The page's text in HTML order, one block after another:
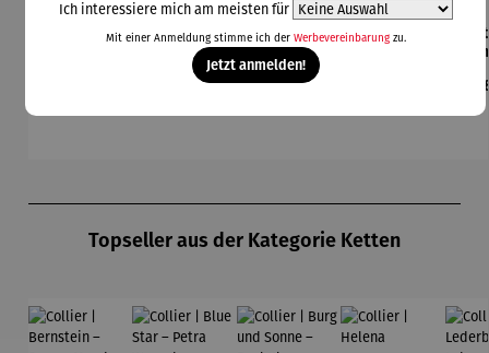
Armbandu
Bronzebil
d auf
Schiefer
"Sternzeic
Regulärer Preis:
44,95 €
Gemälde |
Raben
Sternzeich
en –
Regulärer Preis:
138,00 €
Kette mit
Topseller aus der Kategorie Ketten
Ich interessiere mich am meisten für
Mit einer Anmeldung stimme ich der Werbevereinbarungzu.
Jetzt anmelden!